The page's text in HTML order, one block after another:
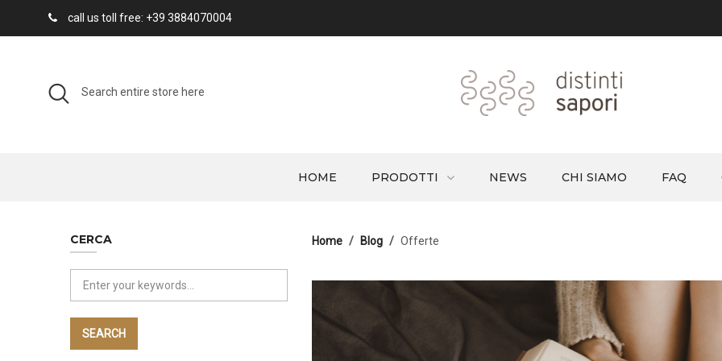
call us toll free: +39 3884070004
HOME PRODOTTI NEWS CHI SIAMO FAQ
Home Blog Offerte
CERCA
SEARCH